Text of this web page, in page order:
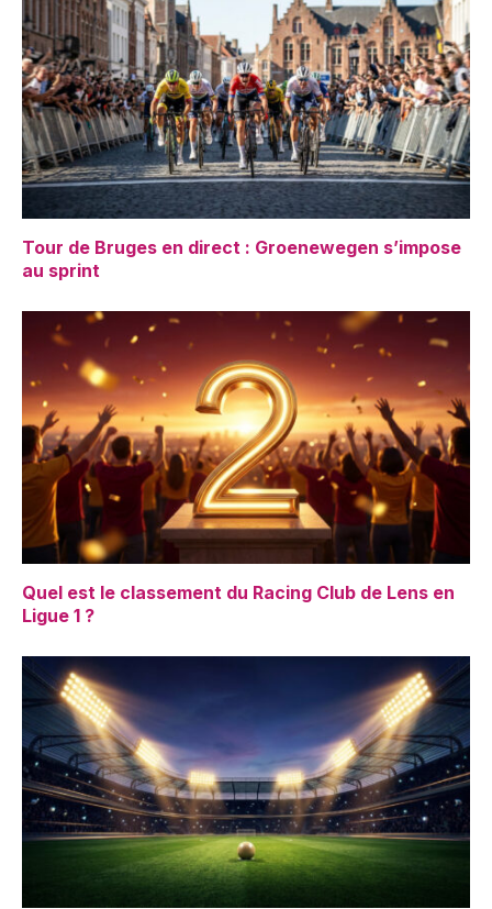
Tour de Bruges en direct : Groenewegen s’impose
au sprint
Quel est le classement du Racing Club de Lens en
Ligue 1 ?